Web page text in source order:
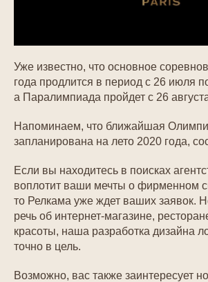
Уже известно, что основное
года продлится в период с 26 июля
а Паралимпиада пройдет с 26
Напоминаем, что ближайшая
запланирована на лето 2020 года,
Если вы находитесь в поисках
воплотит ваши мечты о фирменном
то Релкама уже ждет ваших заявок.
речь об интернет-магазине,
красоты, наша разработка дизайна
точно в цель.
Возможно, вас также заинтересует